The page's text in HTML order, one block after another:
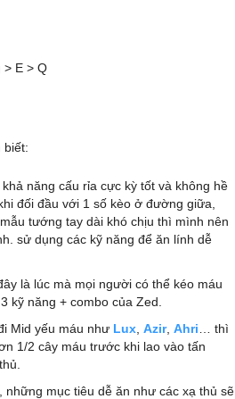
> E > Q
biết:
năng cấu rỉa cực kỳ tốt và không hề
đối đầu với 1 số kèo ở đường giữa,
tướng tay dài khó chịu thì mình nên
sử dụng các kỹ năng để ăn lính dễ
là lúc mà mọi người có thể kéo máu
kỹ năng + combo của Zed.
Mid yếu máu như Lux Azir, Ahri … thì
1/2 cây máu trước khi lao vào tấn
những mục tiêu dễ ăn như các xạ thủ sẽ